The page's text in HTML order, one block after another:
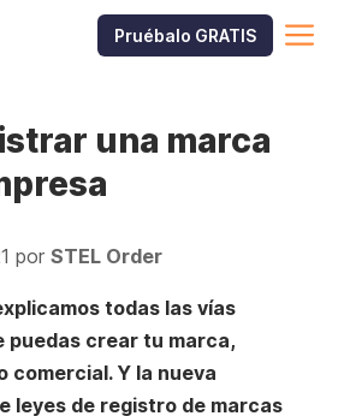
Pruébalo GRATIS
una marca
por STEL Order
todas las vías
puedas crear tu marca,
comercial. Y la nueva
leyes de registro de marcas